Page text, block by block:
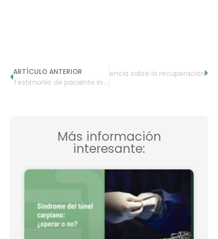
ARTÍCULO ANTERIOR
Testimonio de paciente intervenida de túnel carpiano mediante cirugía mínimamente invasiva ecoguiada
carpiano? Lo que dice la ciencia sobre la recuperación
Más información
interesante: